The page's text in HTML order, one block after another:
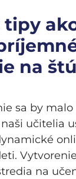
tipy
na
sa by
učitelia
na